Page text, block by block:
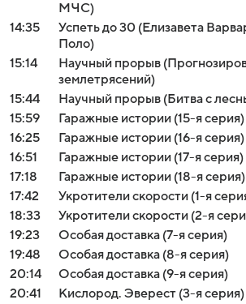
МЧС)
14:35
Успеть до 30 (Елизавета
Поло)
15:14
Научный прорыв
землетрясений)
15:44
Научный прорыв (Битва с
15:59
Гаражные истории (15-я серия)
16:25
Гаражные истории (16-я серия)
16:51
Гаражные истории (17-я серия)
17:18
Гаражные истории (18-я серия)
17:42
Укротители скорости (1-я
18:33
Укротители скорости (2-я
19:23
Особая доставка (7-я серия)
19:48
Особая доставка (8-я серия)
20:14
Особая доставка (9-я серия)
20:41
Кислород. Эверест (3-я серия)